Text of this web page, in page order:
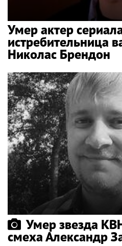
Умер актер
истребительница
Николас Брендон
Умер звезда
смеха Александр